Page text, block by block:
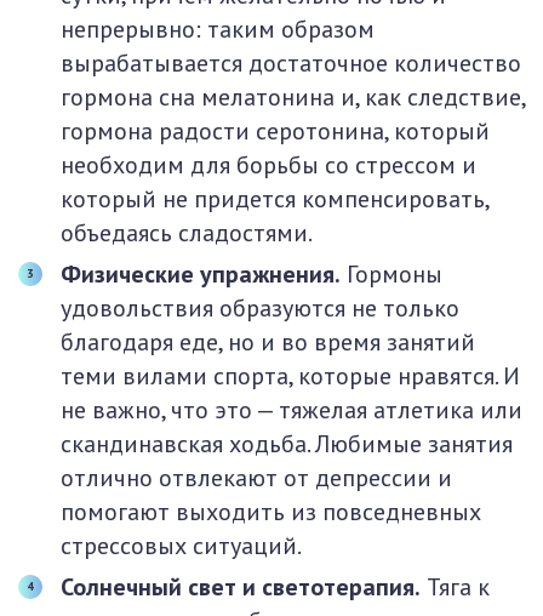
непрерывно: таким образом
вырабатывается достаточное количество
гормона сна мелатонина и, как следствие,
гормона радости серотонина, который
необходим для борьбы со стрессом и
который не придется компенсировать,
объедаясь сладостями.
Физические упражнения. Гормоны
удовольствия образуются не только
благодаря еде, но и во время занятий
теми вилами спорта, которые нравятся. И
не важно, что это — тяжелая атлетика или
скандинавская ходьба. Любимые занятия
отлично отвлекают от депрессии и
помогают выходить из повседневных
стрессовых ситуаций.
Солнечный свет и светотерапия. Тяга к